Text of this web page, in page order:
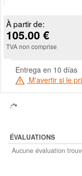
À partir de:
105.00 €
TVA non comprise
Entrega en 10 días
M'avertir si le
ÉVALUATIONS
Aucune évaluation